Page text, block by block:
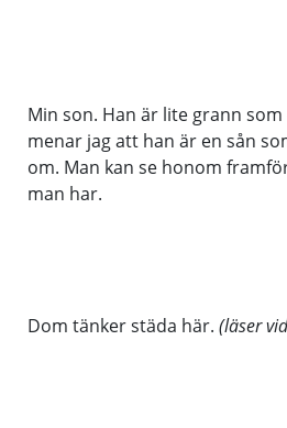
Min son. Han är lite grann som
menar jag att han är en sån
om. Man kan se honom
man har.
Dom tänker städa här. (läser